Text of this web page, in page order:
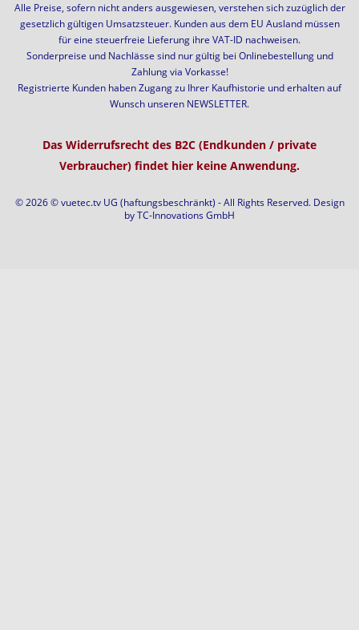
Alle Preise, sofern nicht anders ausgewiesen, verstehen sich zuzüglich der
gesetzlich gültigen Umsatzsteuer. Kunden aus dem EU Ausland müssen
für eine steuerfreie Lieferung ihre VAT-ID nachweisen.
Sonderpreise und Nachlässe sind nur gültig bei Onlinebestellung und
Zahlung via Vorkasse!
Registrierte Kunden haben Zugang zu Ihrer Kaufhistorie und erhalten auf
Wunsch unseren NEWSLETTER.
Das Widerrufsrecht des B2C (Endkunden / private
Verbraucher) findet hier keine Anwendung.
© 2026 © vuetec.tv UG (haftungsbeschränkt) - All Rights Reserved. Design
byTC-Innovations GmbH